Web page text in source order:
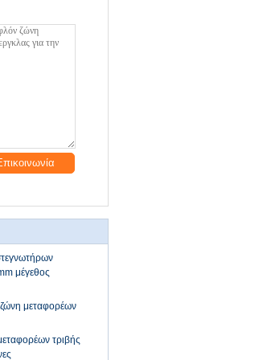
μέγεθος
μεταφορέων
τριβής